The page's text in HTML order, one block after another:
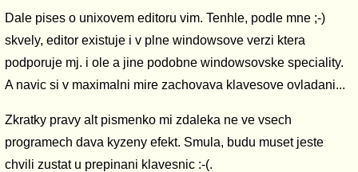
Dale pises o unixovem editoru vim. Tenhle, podle mne ;-)
skvely, editor existuje i v plne windowsove verzi ktera
podporuje mj. i ole a jine podobne windowsovske speciality.
A navic si v maximalni mire zachovava klavesove ovladani...
Zkratky pravy alt pismenko mi zdaleka ne ve vsech
programech dava kyzeny efekt. Smula, budu muset jeste
chvili zustat u prepinani klavesnic :-(.